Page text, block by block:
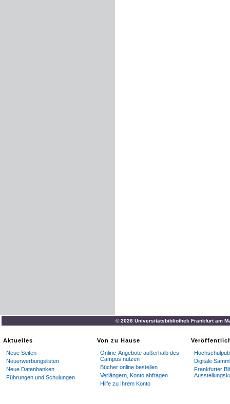
© 2026 Universitätsbibliothek Frankfurt am
Aktuelles
Neue Seiten
Neuerwerbungslisten
Neue Datenbanken
Führungen und Schulungen
Von zu Hause
Online-Angebote außerhalb des
Campus nutzen
Bücher online bestellen
Verlängern, Konto abfragen
Hilfe zu Ihrem Konto
Digitale
Frankfurter